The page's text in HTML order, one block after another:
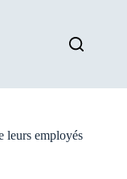
leurs employés